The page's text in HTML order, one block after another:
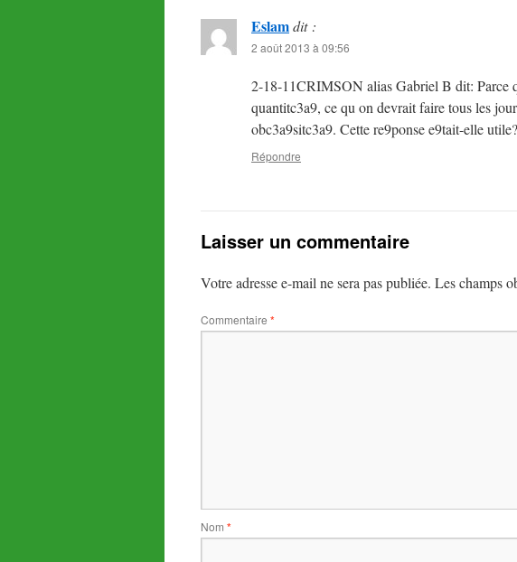
Eslamdit :
2 août 2013 à 09:56
2-18-11CRIMSON alias Gabriel B dit: Parce
quantitc3a9, ce qu on devrait faire tous les
obc3a9sitc3a9. Cette re9ponse e9tait-elle utile?
Répondre
Laisser un commentaire
Votre adresse e-mail ne sera pas publiée. Les champs
Commentaire *
Nom *